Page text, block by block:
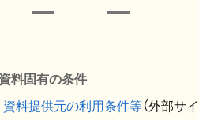
資料固有の条件
資料提供元の利用条件等（外部サ